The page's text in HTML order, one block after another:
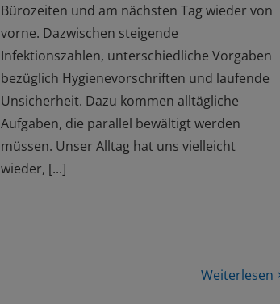
Bürozeiten und am nächsten Tag wieder von
vorne. Dazwischen steigende
Infektionszahlen, unterschiedliche Vorgaben
bezüglich Hygienevorschriften und laufende
Unsicherheit. Dazu kommen alltägliche
Aufgaben, die parallel bewältigt werden
müssen. Unser Alltag hat uns vielleicht
wieder, [...]
Weiterlesen